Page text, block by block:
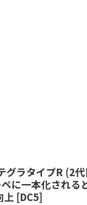
グラタイプR (2
に一本化される
上 [DC5]